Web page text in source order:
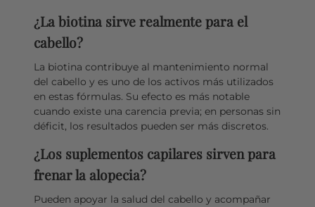
¿La biotina sirve realmente para el
cabello?
La biotina contribuye al mantenimiento normal
del cabello y es uno de los activos más utilizados
en estas fórmulas. Su efecto es más notable
cuando existe una carencia previa; en personas sin
déficit, los resultados pueden ser más discretos.
¿Los suplementos capilares sirven para
frenar la alopecia?
Pueden apoyar la salud del cabello y acompañar